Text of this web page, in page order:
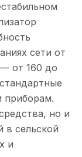
сети от
от 160 до
приборам.
но и
в сельской
и